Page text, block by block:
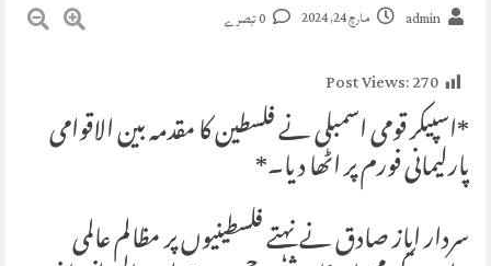
admin مارچ 24, 2024
Post Views:270
*اسپیکر قومی اسمبلی نے فلسطین کا مقدمہ بین الاقوامی
پارلیمانی فورم پر اٹھا دیا۔*
سردار ایاز صادق نے نہتے فلسطینیوں پر مظالم عالمی